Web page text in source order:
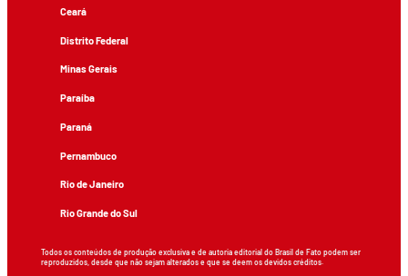
Ceará
Distrito Federal
Minas Gerais
Paraíba
Paraná
Pernambuco
Rio de Janeiro
Rio Grande do Sul
Todos os conteúdos de produção exclusiva e de autoria editorial do Brasil de Fato podem ser
reproduzidos, desde que não sejam alterados e que se deem os devidos créditos.